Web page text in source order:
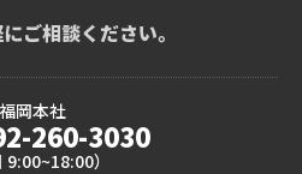
ご相談ください。
福岡本社
260-3030
9:00~18:00）